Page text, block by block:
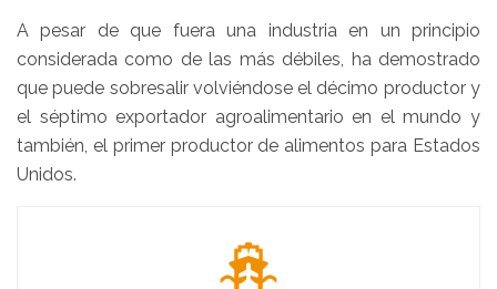
A pesar de que fuera una industria en un principio
considerada como de las más débiles, ha demostrado
que puede sobresalir volviéndose el décimo productor y
el séptimo exportador agroalimentario en el mundo y
también, el primer productor de alimentos para Estados
Unidos.